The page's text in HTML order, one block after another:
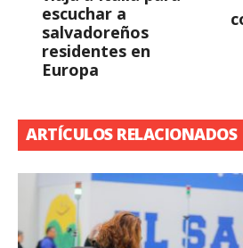
escuchar a
salvadoreños
residentes en
Europa
ARTÍCULOS RELACIONADOS